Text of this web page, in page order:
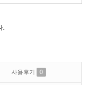
.
사용후기 0